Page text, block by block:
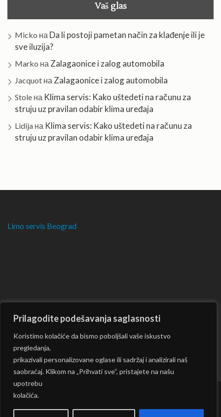
Prilagodite podešavanja saglasnosti
Koristimo kolačiće da bismo poboljšali vaše iskustvo
pregledanja,
prikazivali personalizovane oglase ili sadržaj i analizirali naš
saobraćaj. Klikom na „Prihvati sve“, pristajete na našu
upotrebu
kolačića.
Vaš glas
Micko на Da li postoji pametan način za klađenje ili je
sve iluzija?
Marko на Zalagaonice i zalog automobila
Jacquot на Zalagaonice i zalog automobila
Stole на Klima servis: Kako uštedeti na računu za
struju uz pravilan odabir klima uređaja
Lidija на Klima servis: Kako uštedeti na računu za
struju uz pravilan odabir klima uređaja
Limo servis Beograd